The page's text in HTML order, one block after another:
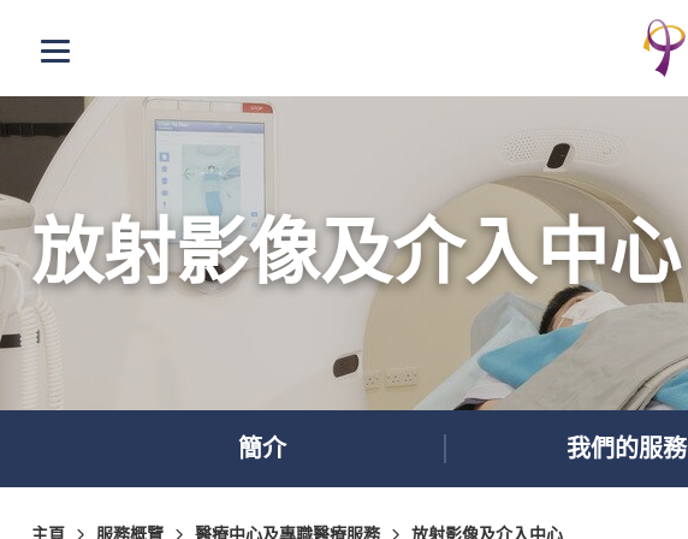
打開選單
放射影像及介入中心
簡介 我們的服務
主頁 服務概覽 醫療中心及專職醫療服務 放射影像及介入中心